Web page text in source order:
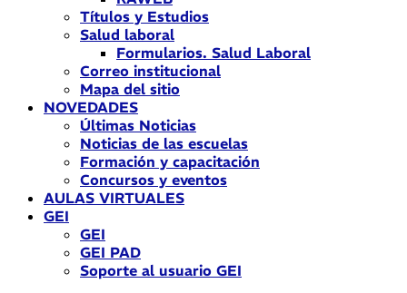
Títulos y Estudios
Salud laboral
Formularios. Salud Laboral
Correo institucional
Mapa del sitio
NOVEDADES
Últimas Noticias
Noticias de las escuelas
Formación y capacitación
Concursos y eventos
AULAS VIRTUALES
GEI
GEI
GEI PAD
Soporte al usuario GEI